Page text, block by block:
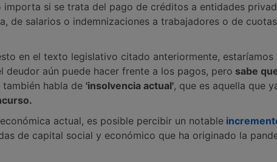
importa si se trata del pago de créditos a entidades
de salarios o indemnizaciones a trabajadores o de
en el texto legislativo citado anteriormente, estaríamos
deudor aún puede hacer frente a los pagos, pero sabe
también habla de 'insolvencia actual', que es aquella que
actual, es posible percibir un notable
de capital social y económico que ha originado la